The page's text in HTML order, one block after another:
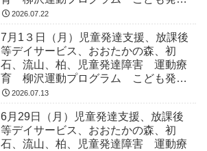
気になる 発達障害 放デイ 自閉
2026.07.22
7月1３日（月）児童発達支援、放課後
等デイサービス、おおたかの森、初
石、流山、柏、児童発達障害 運動療
育 柳沢運動プログラム こども発達
気になる 発達障害 放デイ 自閉
2026.07.13
6月29日（月）児童発達支援、放課後
等デイサービス、おおたかの森、初
石、流山、柏、児童発達障害 運動療